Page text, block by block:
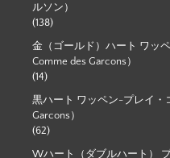
ルソン）
(138)
金（ゴールド）ハート ワッ
Comme des Garcons）
(14)
黒ハート ワッペン-プレイ・
Garcons）
(62)
Wハート（ダブルハート）